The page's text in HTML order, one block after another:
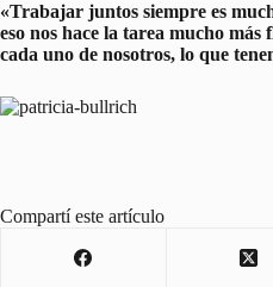
«Trabajar juntos siempre es
eso nos hace la tarea mucho más
cada uno de nosotros, lo que
Compartí este artículo